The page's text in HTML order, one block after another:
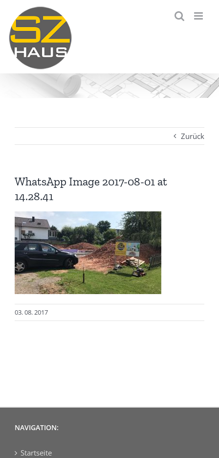
Inhalt
springen
Zurück
WhatsApp Image 2017-08-01 at
14.28.41
03. 08. 2017
NAVIGATION:
Startseite